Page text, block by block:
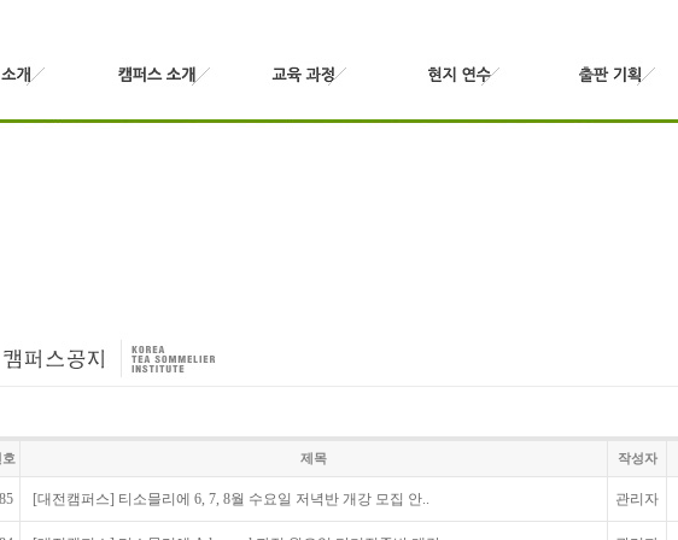
제목 작성자
[대전캠퍼스] 티소믈리에 6, 7, 8월 수요일 저녁반 개강 모집 안.. 관리자